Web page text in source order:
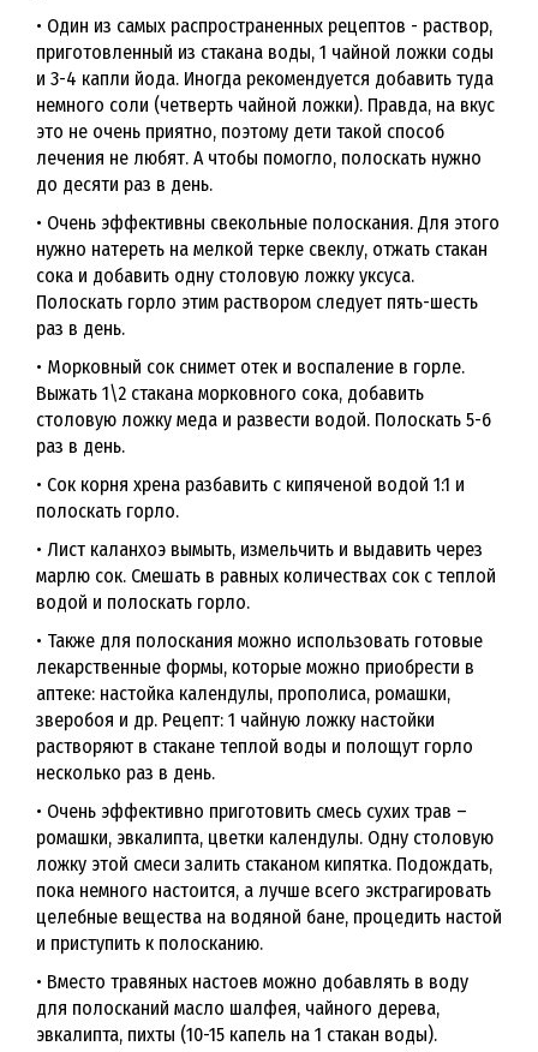
• Один из самых распространенных рецептов - раствор,
приготовленный из стакана воды, 1 чайной ложки соды
и 3-4 капли йода. Иногда рекомендуется добавить туда
немного соли (четверть чайной ложки). Правда, на вкус
это не очень приятно, поэтому дети такой способ
лечения не любят. А чтобы помогло, полоскать нужно
до десяти раз в день.
• Очень эффективны свекольные полоскания. Для этого
нужно натереть на мелкой терке свеклу, отжать стакан
сока и добавить одну столовую ложку уксуса.
Полоскать горло этим раствором следует пять-шесть
раз в день.
• Морковный сок снимет отек и воспаление в горле.
Выжать 1\2 стакана морковного сока, добавить
столовую ложку меда и развести водой. Полоскать 5-6
раз в день.
• Сок корня хрена разбавить с кипяченой водой 1:1 и
полоскать горло.
• Лист каланхоэ вымыть, измельчить и выдавить через
марлю сок. Смешать в равных количествах сок с теплой
водой и полоскать горло.
• Также для полоскания можно использовать готовые
лекарственные формы, которые можно приобрести в
аптеке: настойка календулы, прополиса, ромашки,
зверобоя и др. Рецепт: 1 чайную ложку настойки
растворяют в стакане теплой воды и полощут горло
несколько раз в день.
• Очень эффективно приготовить смесь сухих трав –
ромашки, эвкалипта, цветки календулы. Одну столовую
ложку этой смеси залить стаканом кипятка. Подождать,
пока немного настоится, а лучше всего экстрагировать
целебные вещества на водяной бане, процедить настой
и приступить к полосканию.
• Вместо травяных настоев можно добавлять в воду
для полосканий масло шалфея, чайного дерева,
эвкалипта, пихты (10-15 капель на 1 стакан воды).